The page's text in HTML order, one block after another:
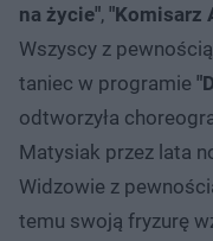
na życie", "Komisarz
Wszyscy z
taniec w programie
odtworzyła
Matysiak przez lata
Widzowie z
temu swoją fryzurę